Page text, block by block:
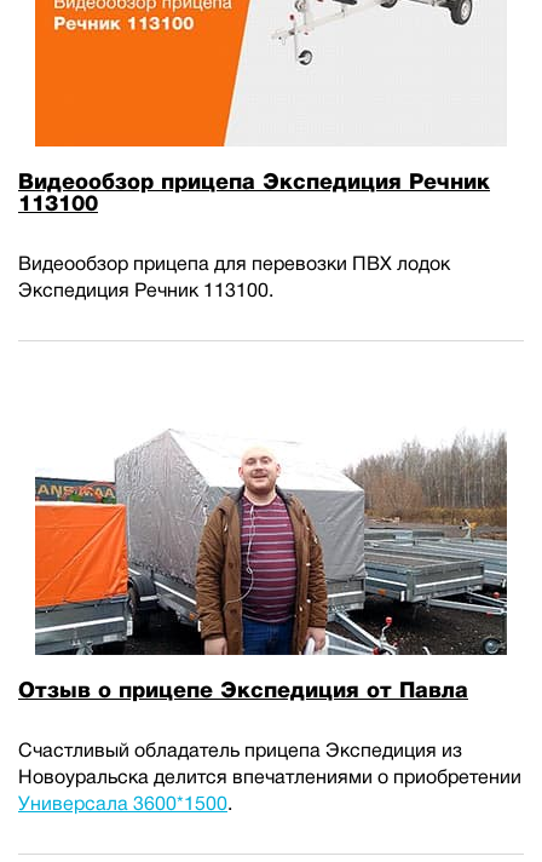
Видеообзор прицепа Экспедиция Речник
113100
Видеообзор прицепа для перевозки ПВХ лодок
Экспедиция Речник 113100.
Отзыв о прицепе Экспедиция от Павла
Счастливый обладатель прицепа Экспедиция из
Новоуральска делится впечатлениями о приобретении
Универсала 3600*1500.